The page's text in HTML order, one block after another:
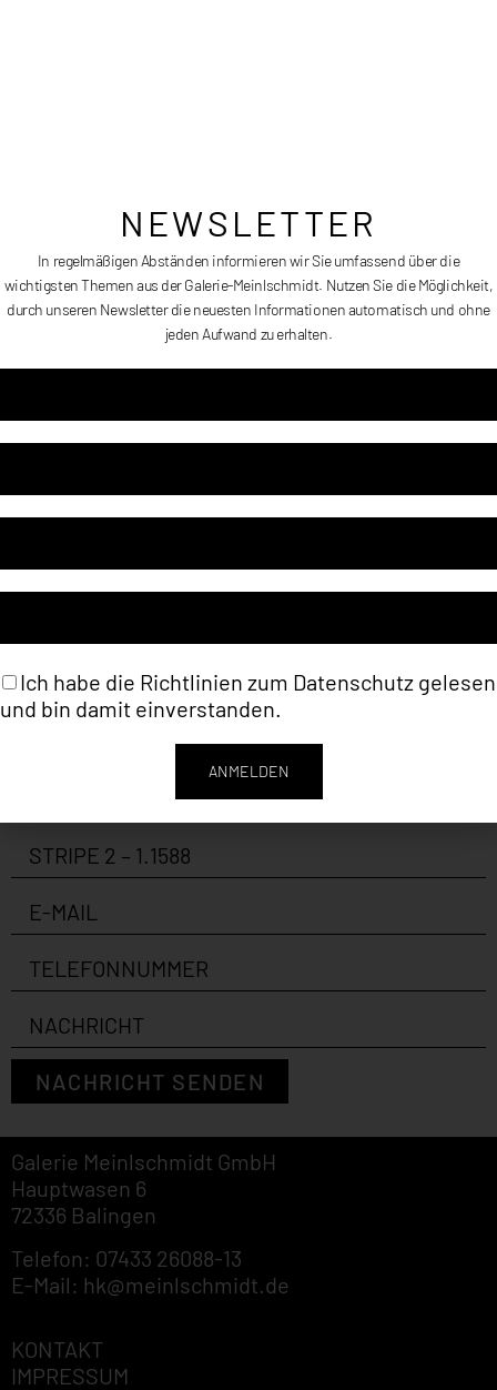
ArtikelnummerSGS034
KategorieStephan Georg Schön (Malerei &
NACHRICHT SENDEN
Galerie Meinlschmidt GmbH
Hauptwasen 6
72336 Balingen
Telefon: 07433 26088-13
E-Mail: hk@meinlschmidt.de
KONTAKT
IMPRESSUM
NEWSLETTER
In regelmäßigen Abständen informieren wir Sie umfassend über die
wichtigsten Themen aus der Galerie-Meinlschmidt. Nutzen Sie die Möglichkeit,
durch unseren Newsletter die neuesten Informationen automatisch und ohne
jeden Aufwand zu erhalten.
Ich habe die Richtlinien zum Datenschutz gelesen
und bin damit einverstanden.
ANMELDEN